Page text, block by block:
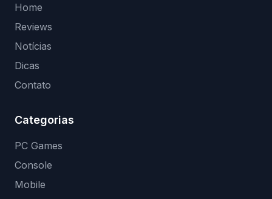
Home
Reviews
Notícias
Dicas
Contato
Categorias
PC Games
Console
Mobile